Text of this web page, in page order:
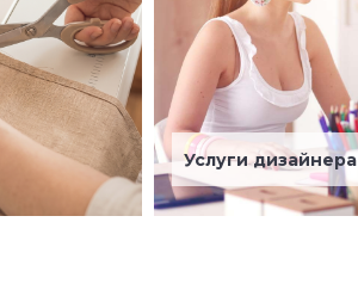
Услуги дизайнера